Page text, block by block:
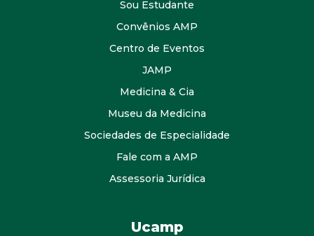
Sou Estudante
Convênios AMP
Centro de Eventos
JAMP
Medicina & Cia
Museu da Medicina
Sociedades de Especialidade
Fale com a AMP
Assessoria Jurídica
Ucamp